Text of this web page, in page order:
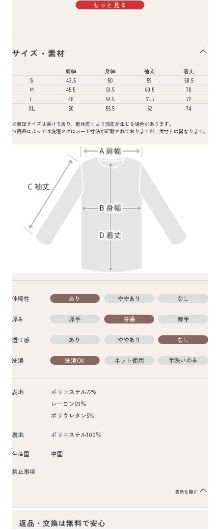
もっと見る
サイズ・素材
肩幅 身幅 袖丈
着丈
S
43.5 50 59
68.5
M
45.5 51.5 60.5
70
L
48 54.5 61.5
72
XL
50 56.5 62 74
※表記サイズは実寸であり、個体差により誤差が生じる場合があります。
※商品によっては洗濯タグにヌード寸法が記載されておりますが、実寸とは異なります。
伸縮性 あり ややあり なし
厚み 厚手 普通 薄手
透け感 あり ややあり なし
洗濯 洗濯OK ネット使用 手洗いのみ
表地
ポリエステル72%
レーヨン23％
ポリウレタン5％
裏地 ポリエステル100％
生産国 中国
禁止事項
表示を隠す
返品・交換は無料で安心